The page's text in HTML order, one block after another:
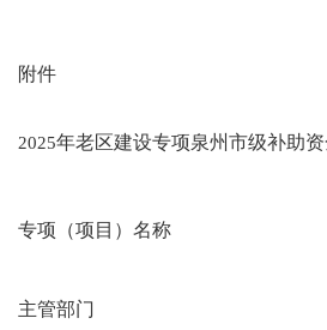
附件
2025年老区建设专项泉州市级补助
专项（项目）名称
主管部门